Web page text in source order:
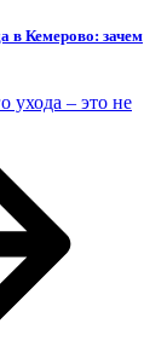
в Кемерово: зачем
ухода – это не